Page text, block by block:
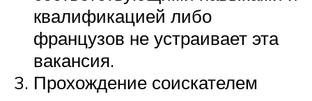
квалификацией либо
французов не устраивает эта
вакансия.
Прохождение соискателем